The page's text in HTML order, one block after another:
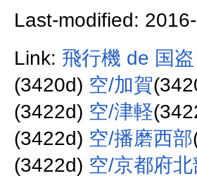
Last-modified:
Link: 飛行機 de 国盗
(3420d) 空/加賀
(3422d) 空/津軽
(3422d) 空/播磨西部
(3422d) 空/京都府北